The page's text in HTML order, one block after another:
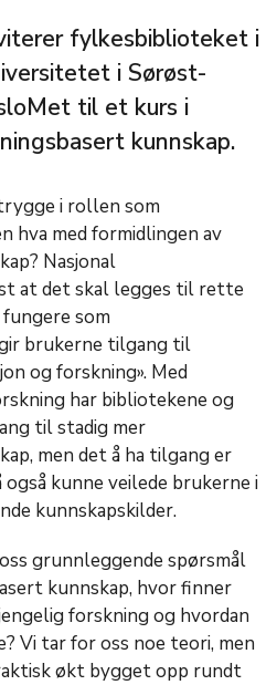
fylkesbiblioteket i
i Sørøst-
til et kurs i
kunnskap.
i rollen som
hva med formidlingen av
Nasjonal
at det skal legges til rette
som
brukerne tilgang til
og forskning». Med
har bibliotekene og
til stadig mer
men det å ha tilgang er
også kunne veilede brukerne i
kunnskapskilder.
grunnleggende spørsmål
kunnskap, hvor finner
forskning og hvordan
Vi tar for oss noe teori, men
økt bygget opp rundt